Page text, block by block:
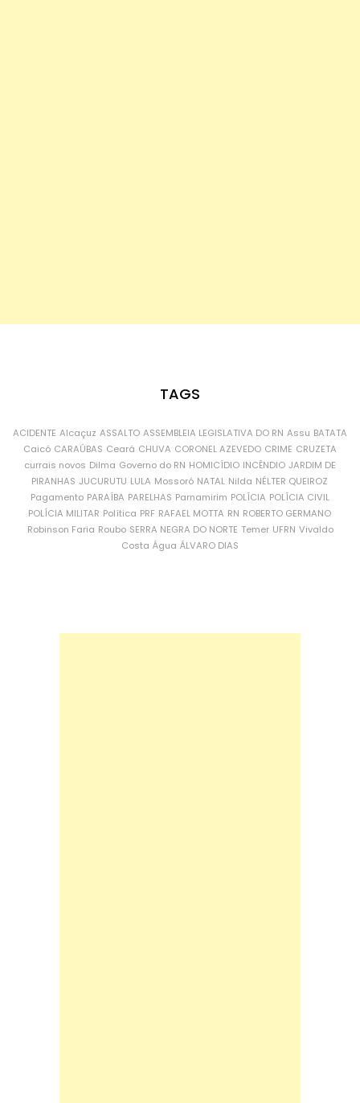
TAGS
ACIDENTE Alcaçuz ASSALTO ASSEMBLEIA LEGISLATIVA DO RN Assu BATATA
Caicó CARAÚBAS Ceará CHUVA CORONEL AZEVEDO CRIME CRUZETA
currais novos Dilma Governo do RN HOMICÍDIO INCÊNDIO JARDIM DE
PIRANHAS JUCURUTU LULA Mossoró NATAL Nilda NÉLTER QUEIROZ
Pagamento PARAÍBA PARELHAS Parnamirim POLÍCIA POLÍCIA CIVIL
POLÍCIA MILITAR Política PRF RAFAEL MOTTA RN ROBERTO GERMANO
Robinson Faria Roubo SERRA NEGRA DO NORTE Temer UFRN Vivaldo
Costa Água ÁLVARO DIAS